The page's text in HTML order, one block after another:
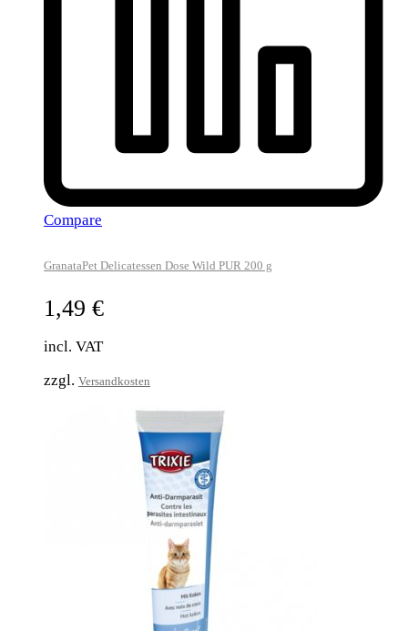
Compare
GranataPet Delicatessen Dose Wild PUR 200 g
1,49 €
incl. VAT
zzgl. Versandkosten